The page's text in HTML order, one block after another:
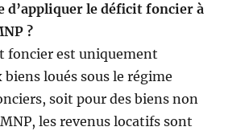
d’appliquer le déficit foncier à
?
foncier est uniquement
biens loués sous le régime
soit pour des biens non
les revenus locatifs sont